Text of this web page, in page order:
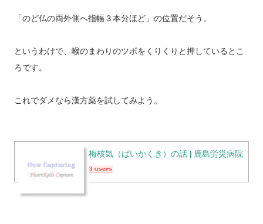
「のど仏の両外側へ指幅３本分ほど」の位置だそう。
というわけで、喉のまわりのツボをくりくりと押しているとこ
ろです。
これでダメなら漢方薬を試してみよう。
梅核気（ばいかくき）の話 | 鹿島労災病院